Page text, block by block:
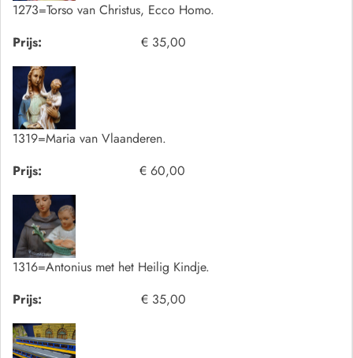
1273=Torso van Christus, Ecco Homo.
Prijs:
€ 35,00
1319=Maria van Vlaanderen.
Prijs:
€ 60,00
1316=Antonius met het Heilig Kindje.
Prijs:
€ 35,00